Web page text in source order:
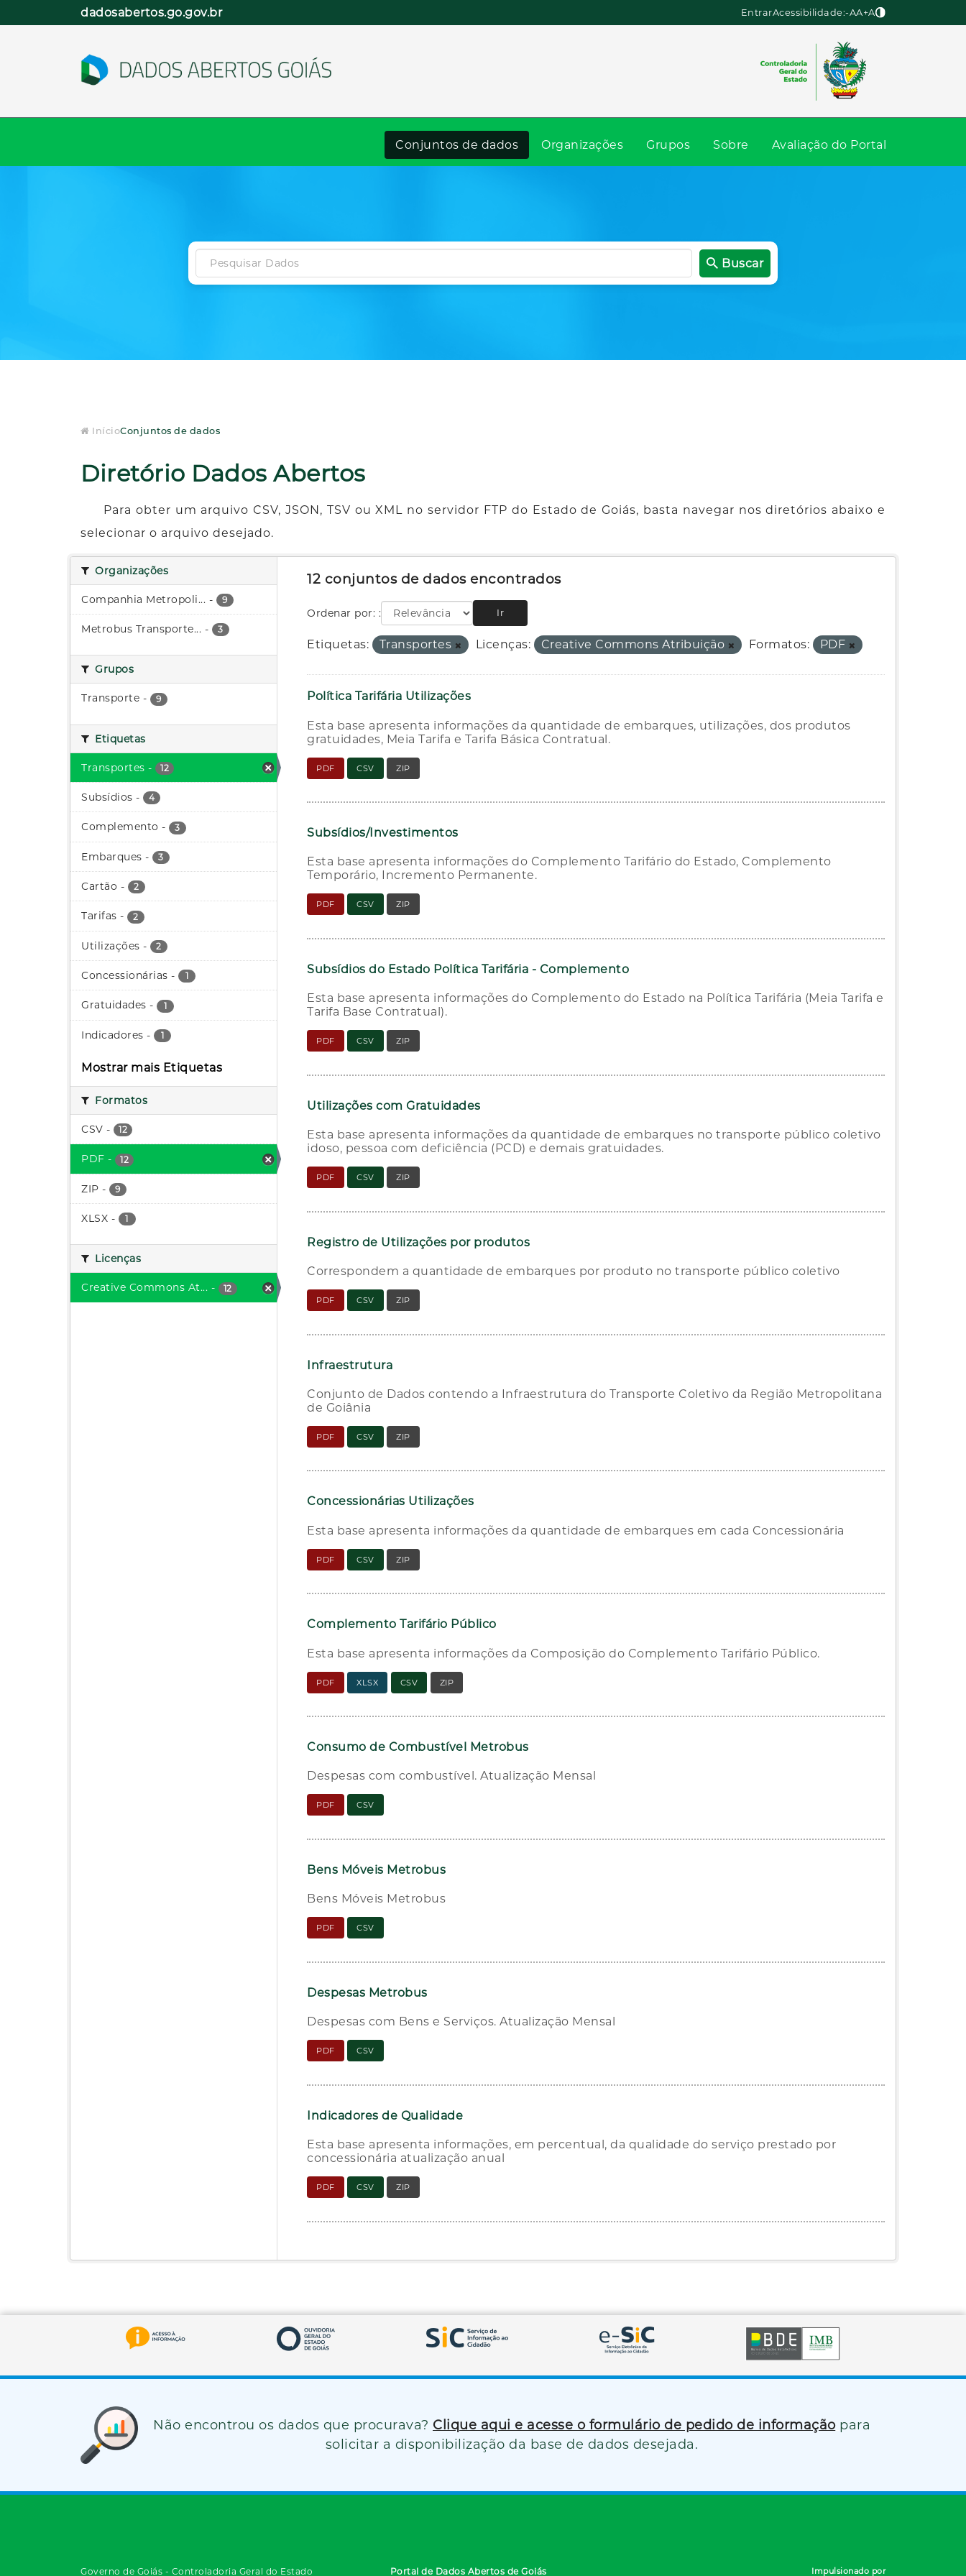
dadosabertos.go.gov.br EntrarAcessibilidade:-AA+A
Conjuntos de dados Organizações Grupos Sobre Avaliação do Portal
Buscar
InícioConjuntos de dados
Diretório Dados Abertos
Para obter um arquivo CSV, JSON, TSV ou XML no servidor FTP do Estado de Goiás, basta navegar nos diretórios abaixo e
selecionar o arquivo desejado.
Organizações
Companhia Metropoli... - 9
Metrobus Transporte... - 3
Grupos
Transporte - 9
Etiquetas
Transportes - 12
Subsídios - 4
Complemento - 3
Embarques - 3
Cartão - 2
Tarifas - 2
Utilizações - 2
Concessionárias - 1
Gratuidades - 1
Indicadores - 1
Mostrar mais Etiquetas
Formatos
CSV - 12
PDF - 12
ZIP - 9
XLSX - 1
Licenças
Creative Commons At... - 12
12 conjuntos de dados encontrados
Ordenar por: Ir
Etiquetas: Transportes Licenças: Creative Commons Atribuição Formatos: PDF
Política Tarifária Utilizações
Esta base apresenta informações da quantidade de embarques, utilizações, dos produtos
gratuidades, Meia Tarifa e Tarifa Básica Contratual.
PDF CSV ZIP
Subsídios/Investimentos
Esta base apresenta informações do Complemento Tarifário do Estado, Complemento
Temporário, Incremento Permanente.
PDF CSV ZIP
Subsídios do Estado Política Tarifária - Complemento
Esta base apresenta informações do Complemento do Estado na Política Tarifária (Meia Tarifa e
Tarifa Base Contratual).
PDF CSV ZIP
Utilizações com Gratuidades
Esta base apresenta informações da quantidade de embarques no transporte público coletivo
idoso, pessoa com deficiência (PCD) e demais gratuidades.
PDF CSV ZIP
Registro de Utilizações por produtos
Correspondem a quantidade de embarques por produto no transporte público coletivo
PDF CSV ZIP
Infraestrutura
Conjunto de Dados contendo a Infraestrutura do Transporte Coletivo da Região Metropolitana
de Goiânia
PDF CSV ZIP
Concessionárias Utilizações
Esta base apresenta informações da quantidade de embarques em cada Concessionária
PDF CSV ZIP
Complemento Tarifário Público
Esta base apresenta informações da Composição do Complemento Tarifário Público.
PDF XLSX CSV ZIP
Consumo de Combustível Metrobus
Despesas com combustível. Atualização Mensal
PDF CSV
Bens Móveis Metrobus
Bens Móveis Metrobus
PDF CSV
Despesas Metrobus
Despesas com Bens e Serviços. Atualização Mensal
PDF CSV
Indicadores de Qualidade
Esta base apresenta informações, em percentual, da qualidade do serviço prestado por
concessionária atualização anual
PDF CSV ZIP
Não encontrou os dados que procurava? Clique aqui e acesse o formulário de pedido de informação para
solicitar a disponibilização da base de dados desejada.
Governo de Goiás - Controladoria Geral do Estado Portal de Dados Abertos de Goiás Impulsionado por